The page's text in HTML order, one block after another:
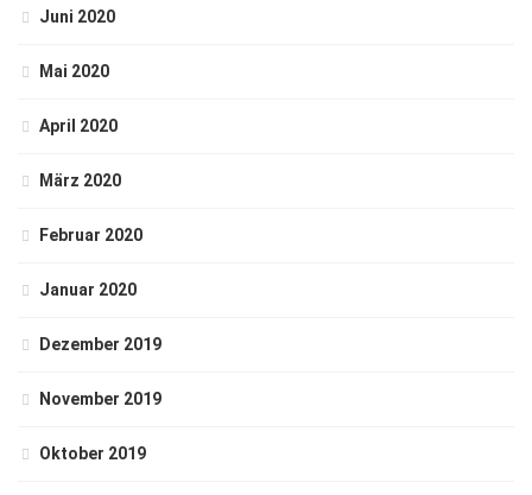
Juni 2020
Mai 2020
April 2020
März 2020
Februar 2020
Januar 2020
Dezember 2019
November 2019
Oktober 2019